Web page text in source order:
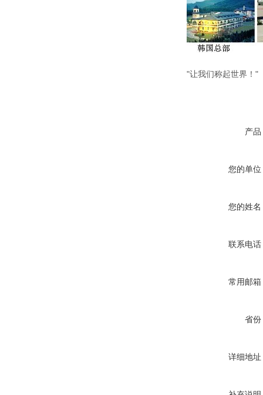
"让我们称起世界！"
产品
您的单位
您的姓名
联系电话
常用邮箱
省份
详细地址